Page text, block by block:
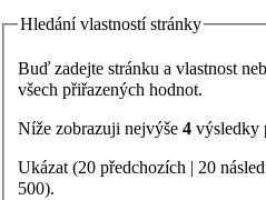
Hledání vlastností stránky
Buď zadejte stránku a vlastnost
všech přiřazených hodnot.
Níže zobrazuji nejvýše 4 výsledky
Ukázat (20
500).